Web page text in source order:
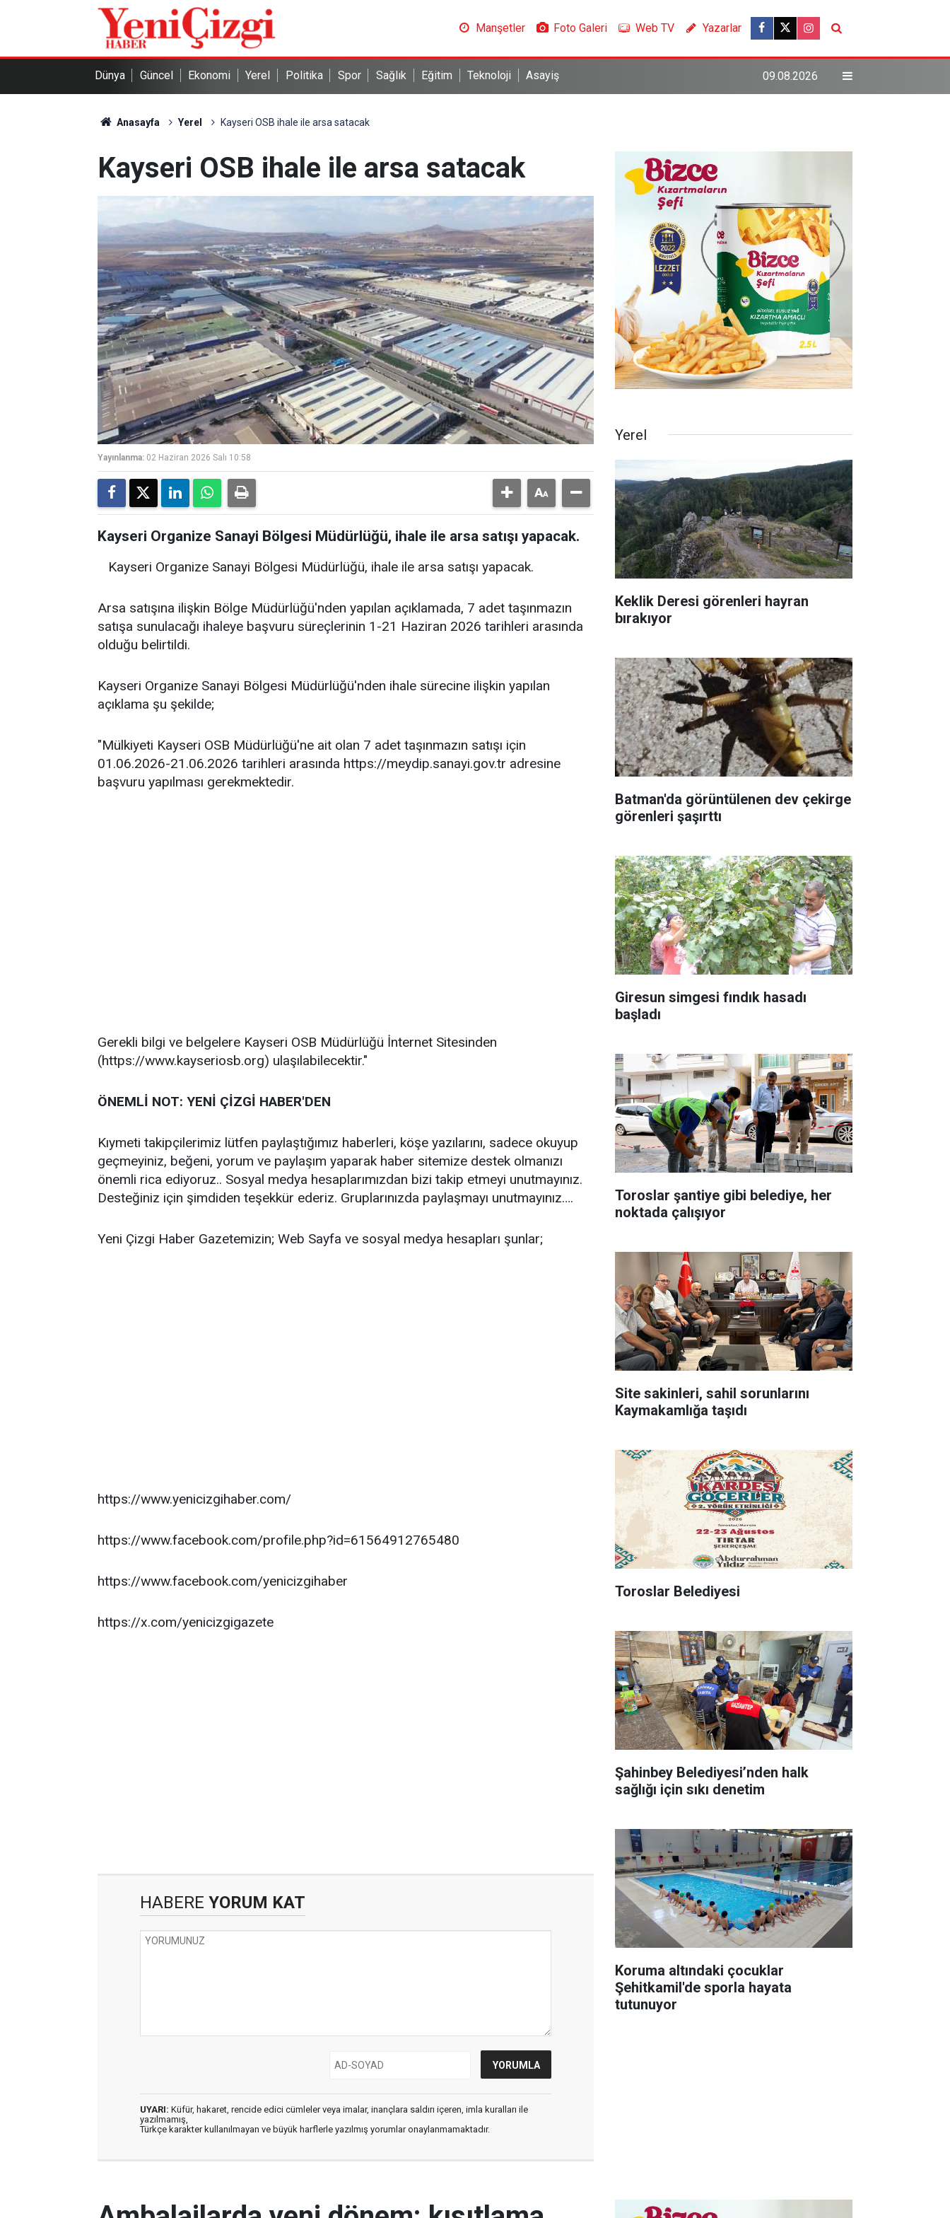
Manşetler Foto Galeri Web TV Yazarlar
Dünya Güncel Ekonomi Yerel Politika Spor Sağlık Eğitim Teknoloji Asayiş 09.08.2026
Anasayfa Yerel Kayseri OSB ihale ile arsa satacak
Kayseri OSB ihale ile arsa satacak
Yayınlanma: 02 Haziran 2026 Salı 10:58
Kayseri Organize Sanayi Bölgesi Müdürlüğü, ihale ile arsa satışı yapacak.
Kayseri Organize Sanayi Bölgesi Müdürlüğü, ihale ile arsa satışı yapacak.
Arsa satışına ilişkin Bölge Müdürlüğü'nden yapılan açıklamada, 7 adet taşınmazın
satışa sunulacağı ihaleye başvuru süreçlerinin 1-21 Haziran 2026 tarihleri arasında
olduğu belirtildi.
Kayseri Organize Sanayi Bölgesi Müdürlüğü'nden ihale sürecine ilişkin yapılan
açıklama şu şekilde;
"Mülkiyeti Kayseri OSB Müdürlüğü'ne ait olan 7 adet taşınmazın satışı için
01.06.2026-21.06.2026 tarihleri arasında https://meydip.sanayi.gov.tr adresine
başvuru yapılması gerekmektedir.
Gerekli bilgi ve belgelere Kayseri OSB Müdürlüğü İnternet Sitesinden
(https://www.kayseriosb.org) ulaşılabilecektir."
ÖNEMLİ NOT: YENİ ÇİZGİ HABER'DEN
Kıymeti takipçilerimiz lütfen paylaştığımız haberleri, köşe yazılarını, sadece okuyup
geçmeyiniz, beğeni, yorum ve paylaşım yaparak haber sitemize destek olmanızı
önemli rica ediyoruz.. Sosyal medya hesaplarımızdan bizi takip etmeyi unutmayınız.
Desteğiniz için şimdiden teşekkür ederiz. Gruplarınızda paylaşmayı unutmayınız….
Yeni Çizgi Haber Gazetemizin; Web Sayfa ve sosyal medya hesapları şunlar;
https://www.yenicizgihaber.com/
https://www.facebook.com/profile.php?id=61564912765480
https://www.facebook.com/yenicizgihaber
https://x.com/yenicizgigazete
HABERE YORUM KAT
UYARI: Küfür, hakaret, rencide edici cümleler veya imalar, inançlara saldırı içeren, imla kuralları ile
yazılmamış,
Türkçe karakter kullanılmayan ve büyük harflerle yazılmış yorumlar onaylanmamaktadır.
Yerel
Keklik Deresi görenleri hayran
bırakıyor
Batman'da görüntülenen dev çekirge
görenleri şaşırttı
Giresun simgesi fındık hasadı
başladı
Toroslar şantiye gibi belediye, her
noktada çalışıyor
Site sakinleri, sahil sorunlarını
Kaymakamlığa taşıdı
Toroslar Belediyesi
Şahinbey Belediyesi’nden halk
sağlığı için sıkı denetim
Koruma altındaki çocuklar
Şehitkamil'de sporla hayata
tutunuyor